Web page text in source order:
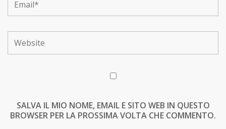
SALVA IL MIO NOME, EMAIL E SITO WEB IN QUESTO
BROWSER PER LA PROSSIMA VOLTA CHE COMMENTO.